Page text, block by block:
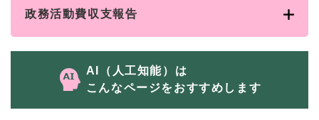
政務活動費収支報告
AI（人工知能）は
こんなページをおすすめします